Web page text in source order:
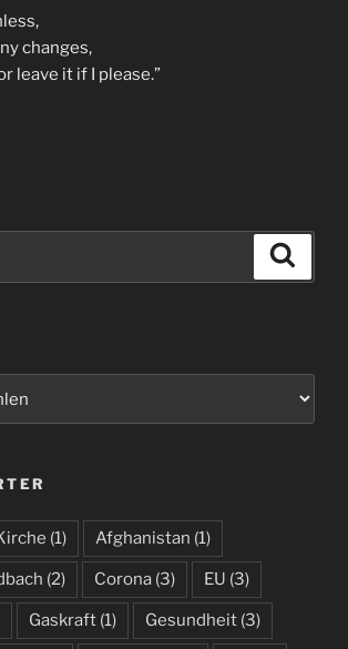
changes,
leave it if I please.”
(1) Afghanistan (1)
(2) Corona (3) EU (3)
Gaskraft (1) Gesundheit (3)